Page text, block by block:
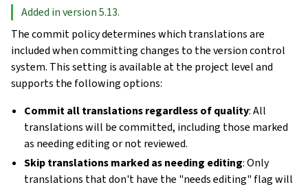
Added in version 5.13.
The commit policy determines which translations are
included when committing changes to the version control
system. This setting is available at the project level and
supports the following options:
Commit all translations regardless of quality: All
translations will be committed, including those marked
as needing editing or not reviewed.
Skip translations marked as needing editing: Only
translations that don't have the "needs editing" flag will